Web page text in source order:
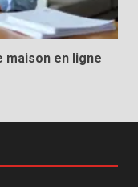
maison en ligne